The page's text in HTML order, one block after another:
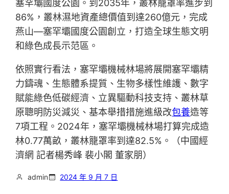
塞罕壩國度公園。到2035年，叢林籠罩率進步到
86%，叢林濕地資產總價值到達260億元，完成
燕山—塞罕壩國度公園創立，打造全球生態文明
和綠色成長示范區。
依照實行看法，塞罕壩機械林場將展開塞罕壩精
力鑄魂、生態體系提質、生物多樣性維護、數字
賦能綠色低碳經濟、立異驅動科技支持、叢林草
原聰明防災減災、基本舉措措施進級改包養造等
7項工程。2024年，塞罕壩機械林場打算完成造
林0.77萬畝，叢林籠罩率到達82.5%。（中國經
濟網 記者楊秀峰 裴小閣 董家朋）
admin 2024 年 9 月 7 日